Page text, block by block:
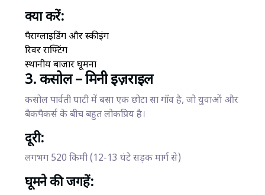
क्या करें:
पैराग्लाइडिंग और स्कीइंग
रिवर राफ्टिंग
स्थानीय बाजार घूमना
3. कसोल – मिनी इज़राइल
कसोल पार्वती घाटी में बसा एक छोटा सा गाँव है, जो युवाओं और
बैकपैकर्स के बीच बहुत लोकप्रिय है।
दूरी:
लगभग 520 किमी (12-13 घंटे सड़क मार्ग से)
घूमने की जगहें: